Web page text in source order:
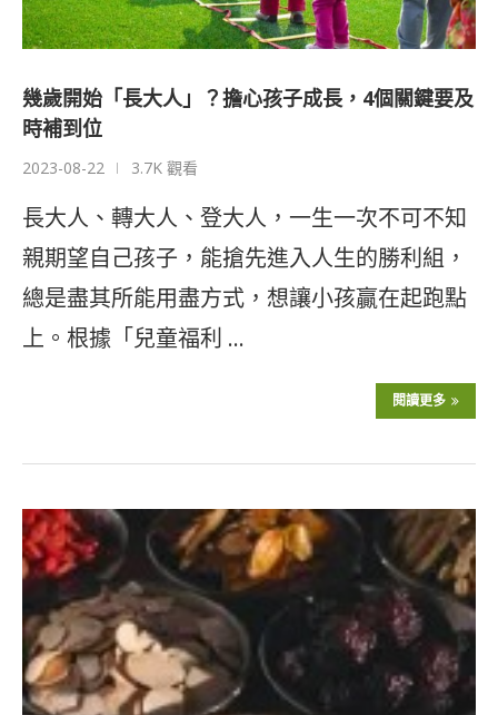
幾歲開始「長大人」？擔心孩子成長，4個關鍵要及
時補到位
2023-08-22 3.7K 觀看
長大人、轉大人、登大人，一生一次不可不知
親期望自己孩子，能搶先進入人生的勝利組，
總是盡其所能用盡方式，想讓小孩贏在起跑點
上。根據「兒童福利 …
閱讀更多